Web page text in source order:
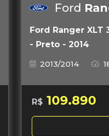
Ford
Ford Ranger XLT
- Preto - 2014
2013/2014
R$ 109.890